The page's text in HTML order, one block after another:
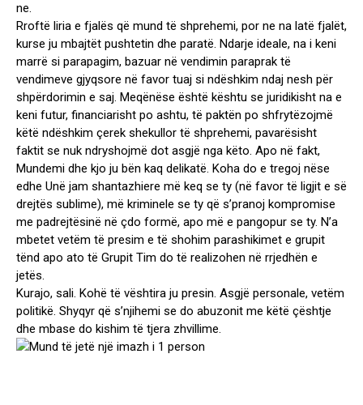
ne.
Rroftë liria e fjalës që mund të shprehemi, por ne na latë fjalët,
kurse ju mbajtët pushtetin dhe paratë. Ndarje ideale, na i keni
marrë si parapagim, bazuar në vendimin paraprak të
vendimeve gjyqsore në favor tuaj si ndëshkim ndaj nesh për
shpërdorimin e saj. Meqënëse është kështu se juridikisht na e
keni futur, financiarisht po ashtu, të paktën po shfrytëzojmë
këtë ndëshkim çerek shekullor të shprehemi, pavarësisht
faktit se nuk ndryshojmë dot asgjë nga këto. Apo në fakt,
Mundemi dhe kjo ju bën kaq delikatë. Koha do e tregoj nëse
edhe Unë jam shantazhiere më keq se ty (në favor të ligjit e së
drejtës sublime), më kriminele se ty që s’pranoj kompromise
me padrejtësinë në çdo formë, apo më e pangopur se ty. N’a
mbetet vetëm të presim e të shohim parashikimet e grupit
tënd apo ato të Grupit Tim do të realizohen në rrjedhën e
jetës.
Kurajo, sali. Kohë të vështira ju presin. Asgjë personale, vetëm
politikë. Shyqyr që s’njihemi se do abuzonit me këtë çështje
dhe mbase do kishim të tjera zhvillime.